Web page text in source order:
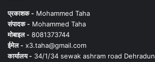
प्रकाशक - Mohammed Taha
संपादक - Mohammed Taha
मोबाइल - 8081373744
ईमेल - x3.taha@gmail.com
कार्यालय - 34/1/34 sewak ashram road Dehradun